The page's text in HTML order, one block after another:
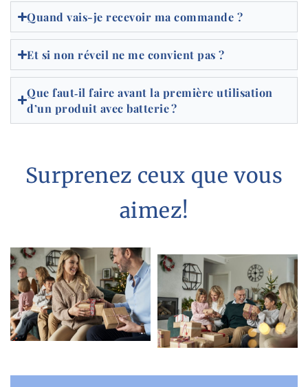
Quand vais-je recevoir ma commande ?
Et si non réveil ne me convient pas ?
Que faut‑il faire avant la première utilisation
d’un produit avec batterie ?
Surprenez ceux que vous
aimez!